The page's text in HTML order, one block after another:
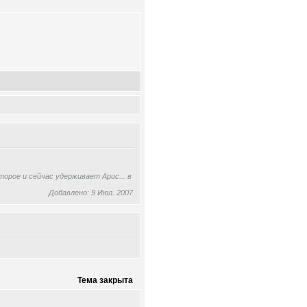
и сейчас удерживает Арис... в
Добавлено: 9 Июл. 2007
Тема закрыта